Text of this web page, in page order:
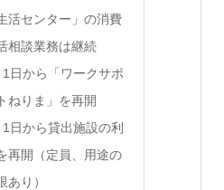
活センター」の消費
相談業務は継続
日から「ワークサポ
ねりま」を再開
日から貸出施設の利
再開（定員、用途の
あり）